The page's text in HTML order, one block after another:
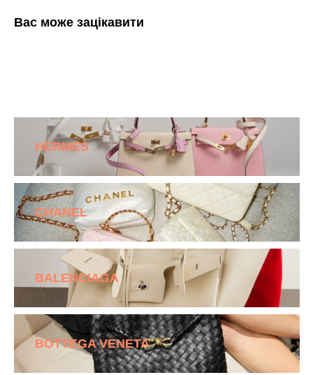
Вас може зацікавити
HERMES
CHANEL
BALENCIAGA
BOTTEGA VENETA